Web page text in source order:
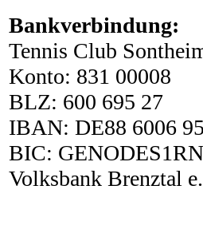
Bankverbindung:
Tennis Club
Konto: 831 00008
BLZ: 600 695 27
IBAN: DE88 6006
BIC:
Volksbank Brenztal